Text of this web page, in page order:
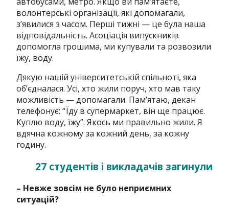
волонтерські організації, які допомагали,
зʼявилися з часом. Перші тижні — це була наша
відповідальність. Асоціація випускників
допомогла грошима, ми купували та розвозили
їжу, воду.
Дякую нашій університетській спільноті, яка
обʼєдналася. Усі, хто жили поруч, хто мав таку
можливість — допомагали. Памʼятаю, декан
телефонує: “Їду в супермаркет, він ще працює.
Куплю воду, їжу”. Якось ми правильно жили. Я
вдячна кожному за кожний день, за кожну
годину.
27 студентів і викладачів загинули
– Невже зовсім не було неприємних
ситуацій?